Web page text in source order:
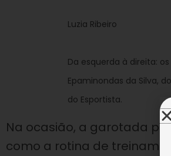
Luzia Ribeiro
Da esquerda à direita:
Epaminondas da Silva,
do Esportista.
Na ocasião, a garotada
como a rotina de